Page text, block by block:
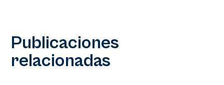
Publicaciones
relacionadas